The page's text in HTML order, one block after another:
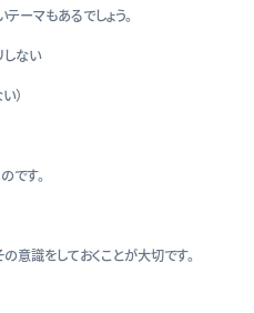
ーマもあるでしょう。
しない
）
です。
意識をしておくことが大切です。